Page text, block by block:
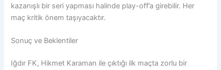
kazanışlı bir seri yapması halinde play-off’a girebilir. Her
maç kritik önem taşıyacaktır.
Sonuç ve Beklentiler
Iğdır FK, Hikmet Karaman ile çıktığı ilk maçta zorlu bir